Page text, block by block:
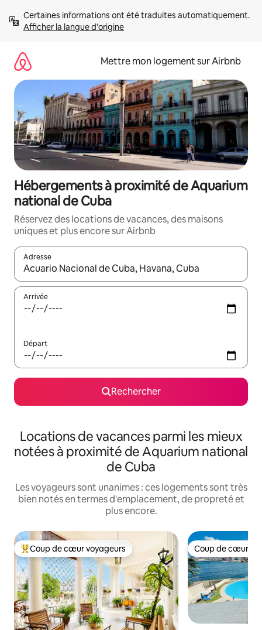
directement
Afficher la langue d'origine
Mettre mon logement sur Airbnb
Hébergements à proximité de Aquarium
national de Cuba
Réservez des locations de vacances, des maisons
uniques et plus encore sur Airbnb
Adresse
Lorsque les résultats s'affichent, utilisez les flèches vers le
Arrivée
Départ
Rechercher
Locations de vacances parmi les mieux
notées à proximité de Aquarium national
de Cuba
Les voyageurs sont unanimes : ces logements sont très
bien notés en termes d'emplacement, de propreté et
plus encore.
Coups de cœur voyageurs les plus appréciés
Coup de cœur voyageurs Coup de cœur
Coup de cœur